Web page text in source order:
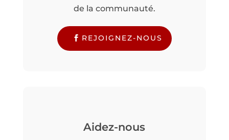
de la communauté.
REJOIGNEZ-NOUS
Aidez-nous